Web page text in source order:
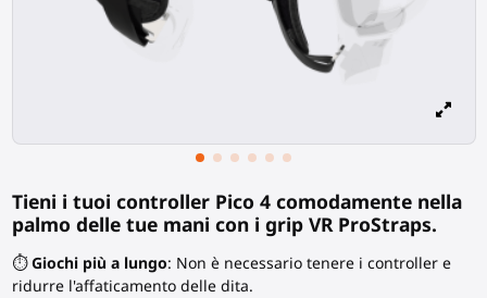
Tieni i tuoi controller Pico 4 comodamente nella
palmo delle tue mani con i grip VR ProStraps.
⏱️Giochi più a lungo: Non è necessario tenere i controller e
ridurre l'affaticamento delle dita.